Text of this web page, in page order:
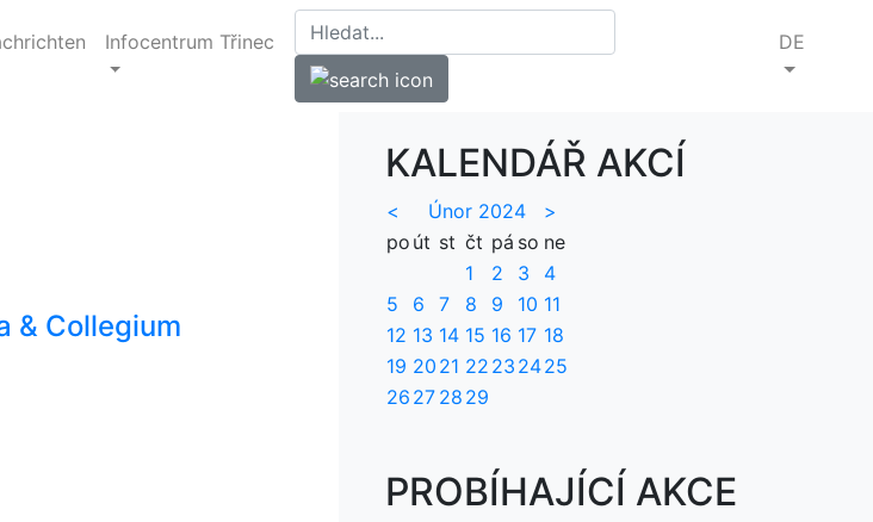
Infocentrum Třinec DE
& Collegium
KALENDÁŘ AKCÍ
< Únor 2024
>
po út st čt pá so ne
1
2 3
4
5
6 7 8 9 10 11
12 13 14 15 16 17 18
19 20 21 22 23 2425
26 27 28 29
PROBÍHAJÍCÍ AKCE